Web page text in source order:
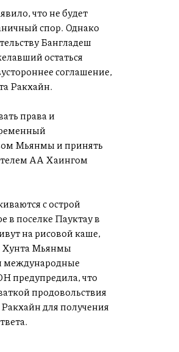
что не будет
спор. Однако
Бангладеш
остаться
соглашение,
Ракхайн.
права и
Мьянмы и принять
АА Хаингом
с острой
в поселке Пауктау в
на рисовой каше,
Хунта Мьянмы
международные
предупредила, что
продовольствия
для получения